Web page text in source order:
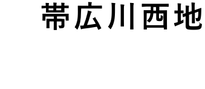
帯広川西